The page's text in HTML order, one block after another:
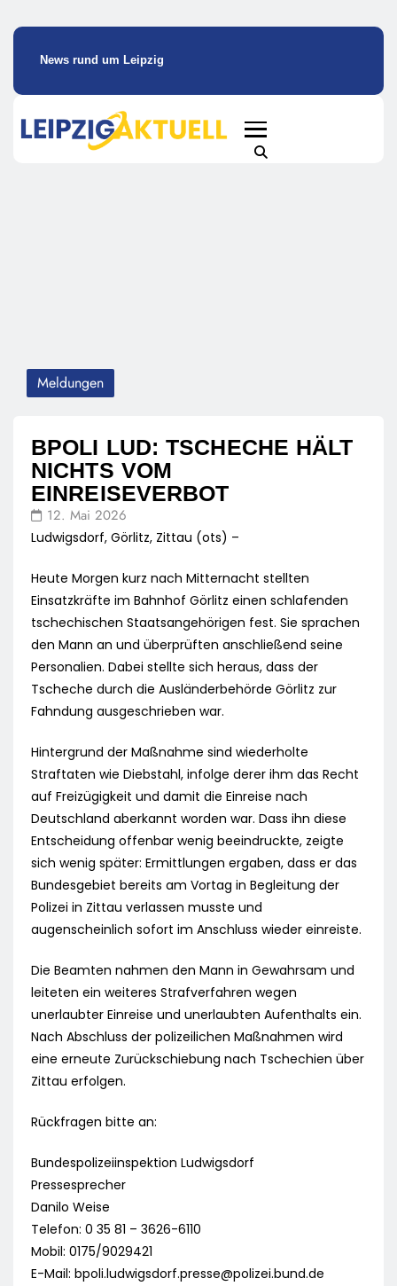
News rund um Leipzig
Meldungen
BPOLI LUD: TSCHECHE HÄLT
NICHTS VOM
EINREISEVERBOT
12. Mai 2026
Ludwigsdorf, Görlitz, Zittau (ots) –
Heute Morgen kurz nach Mitternacht stellten
Einsatzkräfte im Bahnhof Görlitz einen schlafenden
tschechischen Staatsangehörigen fest. Sie sprachen
den Mann an und überprüften anschließend seine
Personalien. Dabei stellte sich heraus, dass der
Tscheche durch die Ausländerbehörde Görlitz zur
Fahndung ausgeschrieben war.
Hintergrund der Maßnahme sind wiederholte
Straftaten wie Diebstahl, infolge derer ihm das Recht
auf Freizügigkeit und damit die Einreise nach
Deutschland aberkannt worden war. Dass ihn diese
Entscheidung offenbar wenig beeindruckte, zeigte
sich wenig später: Ermittlungen ergaben, dass er das
Bundesgebiet bereits am Vortag in Begleitung der
Polizei in Zittau verlassen musste und
augenscheinlich sofort im Anschluss wieder einreiste.
Die Beamten nahmen den Mann in Gewahrsam und
leiteten ein weiteres Strafverfahren wegen
unerlaubter Einreise und unerlaubten Aufenthalts ein.
Nach Abschluss der polizeilichen Maßnahmen wird
eine erneute Zurückschiebung nach Tschechien über
Zittau erfolgen.
Rückfragen bitte an:
Bundespolizeiinspektion Ludwigsdorf
Pressesprecher
Danilo Weise
Telefon: 0 35 81 – 3626-6110
Mobil: 0175/9029421
E-Mail: bpoli.ludwigsdorf.presse@polizei.bund.de